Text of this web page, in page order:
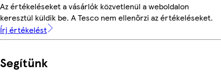
Az értékeléseket a vásárlók közvetlenül a weboldalon
keresztül küldik be. A Tesco nem ellenőrzi az értékeléseket.
Írj értékelést
Segítünk